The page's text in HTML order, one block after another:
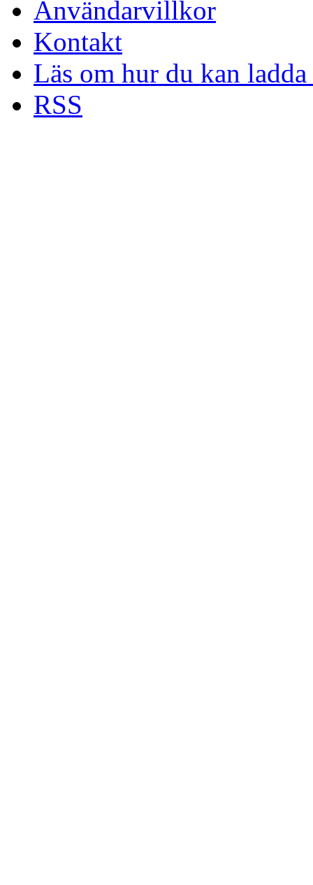
Användarvillkor
Kontakt
Läs om hur du kan
RSS